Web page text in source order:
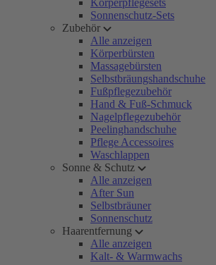
Körperpflegesets
Sonnenschutz-Sets
Zubehör
Alle anzeigen
Körperbürsten
Massagebürsten
Selbstbräungshandschuhe
Fußpflegezubehör
Hand & Fuß-Schmuck
Nagelpflegezubehör
Peelinghandschuhe
Pflege Accessoires
Waschlappen
Sonne & Schutz
Alle anzeigen
After Sun
Selbstbräuner
Sonnenschutz
Haarentfernung
Alle anzeigen
Kalt- & Warmwachs